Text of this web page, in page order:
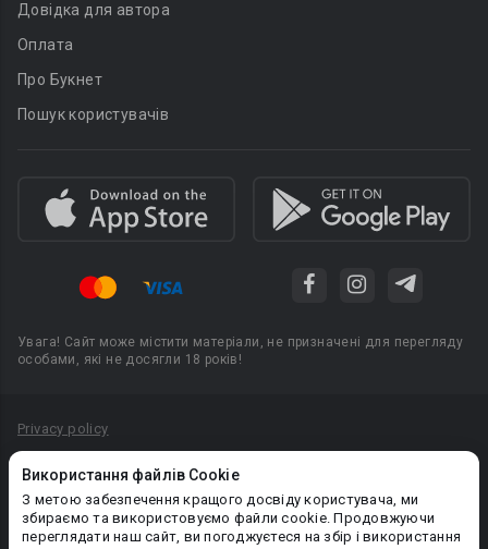
Використання файлів Cookie
З метою забезпечення кращого досвіду користувача, ми
збираємо та використовуємо файли cookie. Продовжуючи
переглядати наш сайт, ви погоджуєтеся на збір і використання
Довідка для автора
Оплата
Про Букнет
Пошук користувачів
Увага! Сайт може містити матеріали, не призначені для перегляду
особами, які не досягли 18 років!
Privacy policy
Політика конфіденційності
Правила публікації авторського контенту